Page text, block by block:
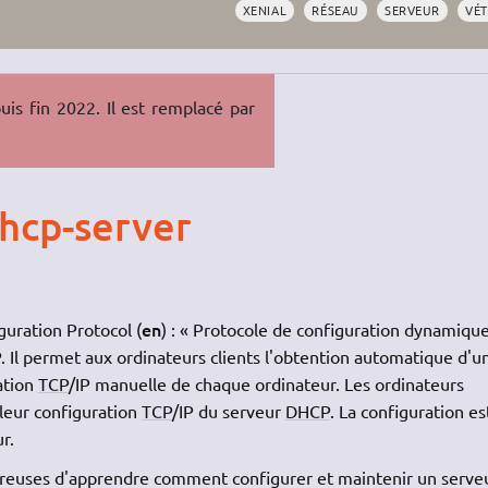
XENIAL RÉSEAU SERVEUR
fin 2022. Il est remplacé par
server
Protocol (en) : « Protocole de configuration
Il permet aux ordinateurs clients l'obtention automatique
TCP/IP manuelle de chaque ordinateur. Les ordinateurs
configuration TCP/IP du serveur DHCP. La configuration
d'apprendre comment configurer et maintenir un